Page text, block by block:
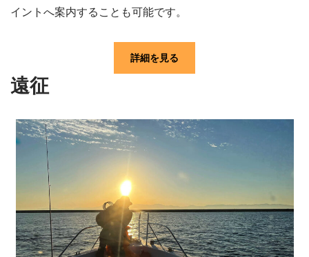
イントへ案内することも可能です。
詳細を見る
遠征